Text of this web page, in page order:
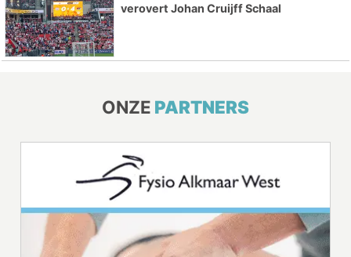
verovert Johan Cruijff Schaal
ONZE PARTNERS